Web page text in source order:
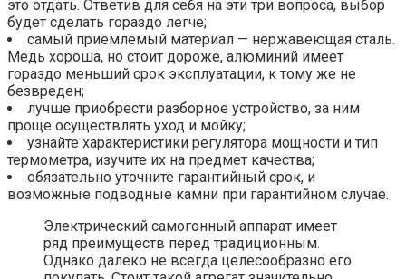
это отдать. Ответив для себя на эти три вопроса, выбор
будет сделать гораздо легче;
самый приемлемый материал — нержавеющая сталь.
Медь хороша, но стоит дороже, алюминий имеет
гораздо меньший срок эксплуатации, к тому же не
безвреден;
лучше приобрести разборное устройство, за ним
проще осуществлять уход и мойку;
узнайте характеристики регулятора мощности и тип
термометра, изучите их на предмет качества;
обязательно уточните гарантийный срок, и
возможные подводные камни при гарантийном случае.
Электрический самогонный аппарат имеет
ряд преимуществ перед традиционным.
Однако далеко не всегда целесообразно его